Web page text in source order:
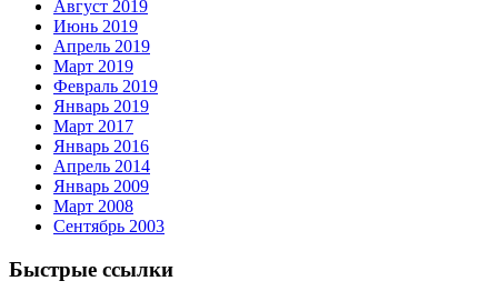
Август 2019
Июнь 2019
Апрель 2019
Март 2019
Февраль 2019
Январь 2019
Март 2017
Январь 2016
Апрель 2014
Январь 2009
Март 2008
Сентябрь 2003
Быстрые ссылки